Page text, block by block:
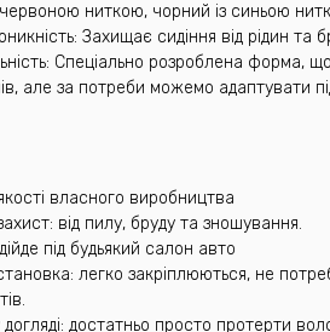
червоною ниткою, чорний із синьою
Захищає сидіння від рідин та
Спеціально розроблена форма,
але за потреби можемо адаптувати
власного виробництва
від пилу, бруду та зношування.
під будьякий салон авто
легко закріплюються, не
догляді: достатньо просто протерти